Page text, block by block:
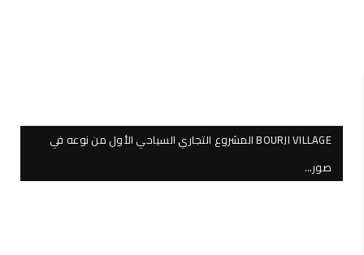
BOURJI VILLAGE المشروع التجاري السياحي الأول من نوعه في
صور…